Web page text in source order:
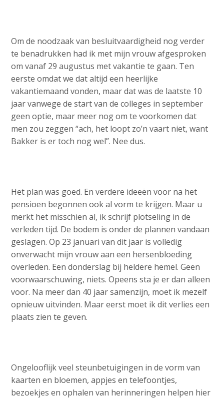
Om de noodzaak van besluitvaardigheid nog verder
te benadrukken had ik met mijn vrouw afgesproken
om vanaf 29 augustus met vakantie te gaan. Ten
eerste omdat we dat altijd een heerlijke
vakantiemaand vonden, maar dat was de laatste 10
jaar vanwege de start van de colleges in september
geen optie, maar meer nog om te voorkomen dat
men zou zeggen “ach, het loopt zo’n vaart niet, want
Bakker is er toch nog wel”. Nee dus.
Het plan was goed. En verdere ideeën voor na het
pensioen begonnen ook al vorm te krijgen. Maar u
merkt het misschien al, ik schrijf plotseling in de
verleden tijd. De bodem is onder de plannen vandaan
geslagen. Op 23 januari van dit jaar is volledig
onverwacht mijn vrouw aan een hersenbloeding
overleden. Een donderslag bij heldere hemel. Geen
voorwaarschuwing, niets. Opeens sta je er dan alleen
voor. Na meer dan 40 jaar samenzijn, moet ik mezelf
opnieuw uitvinden. Maar eerst moet ik dit verlies een
plaats zien te geven.
Ongelooflijk veel steunbetuigingen in de vorm van
kaarten en bloemen, appjes en telefoontjes,
bezoekjes en ophalen van herinneringen helpen hier